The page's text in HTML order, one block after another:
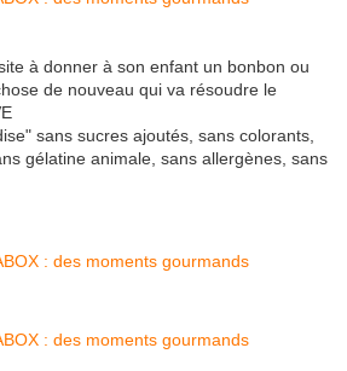
à donner à son enfant un bonbon ou
de nouveau qui va résoudre le
sans sucres ajoutés, sans colorants,
gélatine animale, sans allergènes, sans